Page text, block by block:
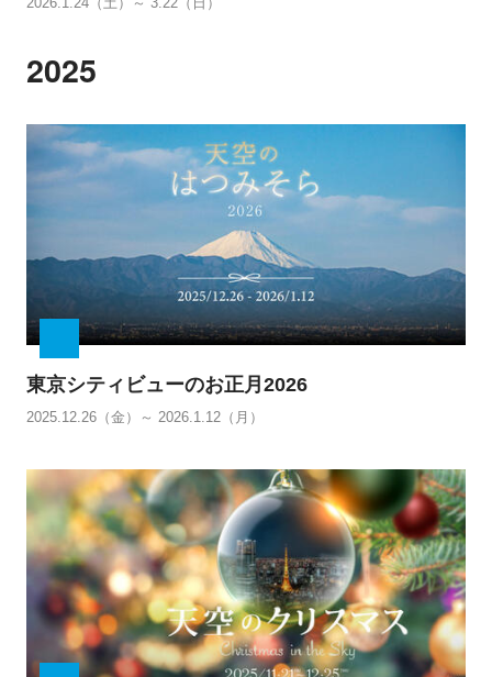
2025
東京シティビューのお正月2026
2025.12.26（金）～ 2026.1.12（月）